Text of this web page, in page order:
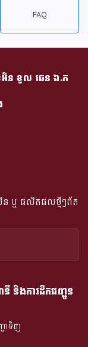
FAQ
ន ខូល ឆេន​ ឯ.ក
និងការដឹកជញ្ជូន
ជាទិញ
ន ឬ ផលិតផលថ្មីៗព័ត